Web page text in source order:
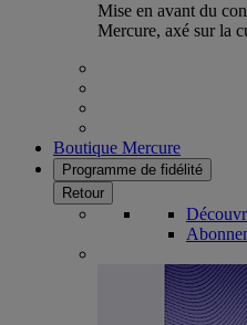
Mise en avant du
Mercure, axé sur la
Boutique Mercure
Programme de fidélité
Retour